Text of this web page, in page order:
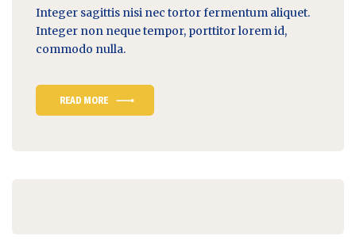
Integer sagittis nisi nec tortor fermentum aliquet.
Integer non neque tempor, porttitor lorem id,
commodo nulla.
READ MORE